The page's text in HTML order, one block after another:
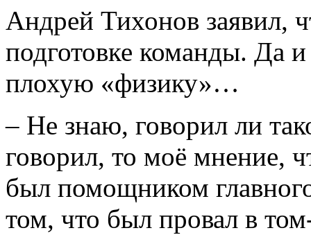
Андрей Тихонов заявил,
подготовке команды. Да
плохую «физику»…
– Не знаю, говорил ли
говорил, то моё мнение,
был помощником
том, что был провал в